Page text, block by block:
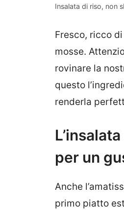
Insalata di riso, non
Fresco, ricco
mosse.
rovinare la
questo
renderla
per un
Anche
primo piatto